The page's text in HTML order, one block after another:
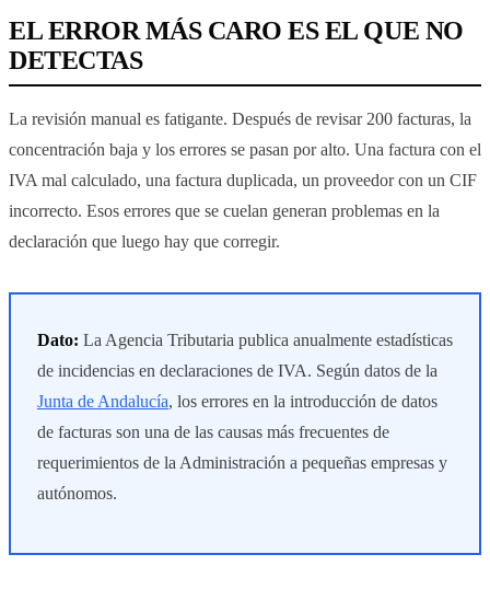
EL ERROR MÁS CARO ES EL QUE NO
DETECTAS
La revisión manual es fatigante. Después de revisar 200 facturas, la
concentración baja y los errores se pasan por alto. Una factura con el
IVA mal calculado, una factura duplicada, un proveedor con un CIF
incorrecto. Esos errores que se cuelan generan problemas en la
declaración que luego hay que corregir.
Dato: La Agencia Tributaria publica anualmente estadísticas
de incidencias en declaraciones de IVA. Según datos de la
Junta de Andalucía, los errores en la introducción de datos
de facturas son una de las causas más frecuentes de
requerimientos de la Administración a pequeñas empresas y
autónomos.